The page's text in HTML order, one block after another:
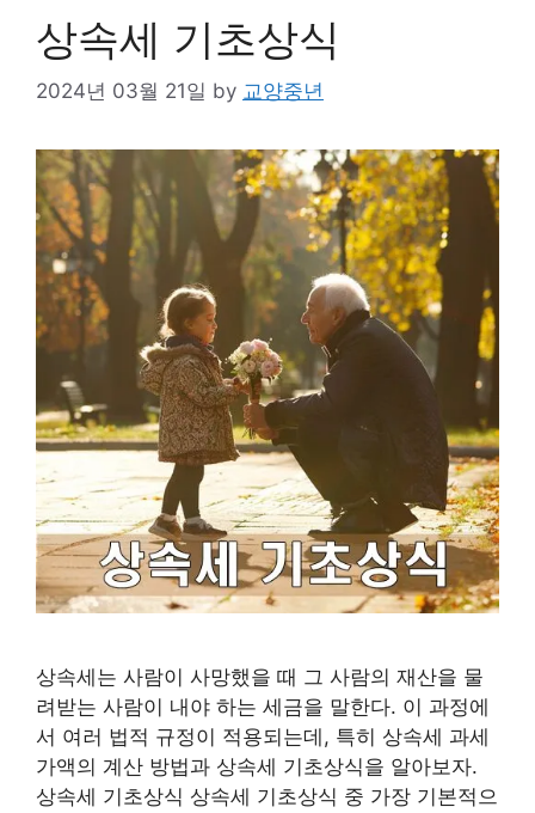
상속세 기초상식
2024년 03월 21일 by 교양중년
상속세는 사람이 사망했을 때 그 사람의 재산을 물
려받는 사람이 내야 하는 세금을 말한다. 이 과정에
서 여러 법적 규정이 적용되는데, 특히 상속세 과세
가액의 계산 방법과 상속세 기초상식을 알아보자.
상속세 기초상식 상속세 기초상식 중 가장 기본적으